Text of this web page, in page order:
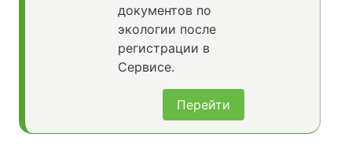
документов по
экологии после
регистрации в
Сервисе.
Перейти